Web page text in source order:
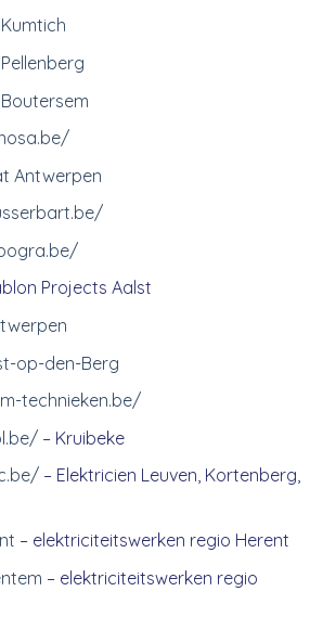
Antwerpen
Projects Aalst
op-den-Berg
technieken.be/
– Kruibeke
– Elektricien Leuven, Kortenberg,
– elektriciteitswerken regio Herent
– elektriciteitswerken regio